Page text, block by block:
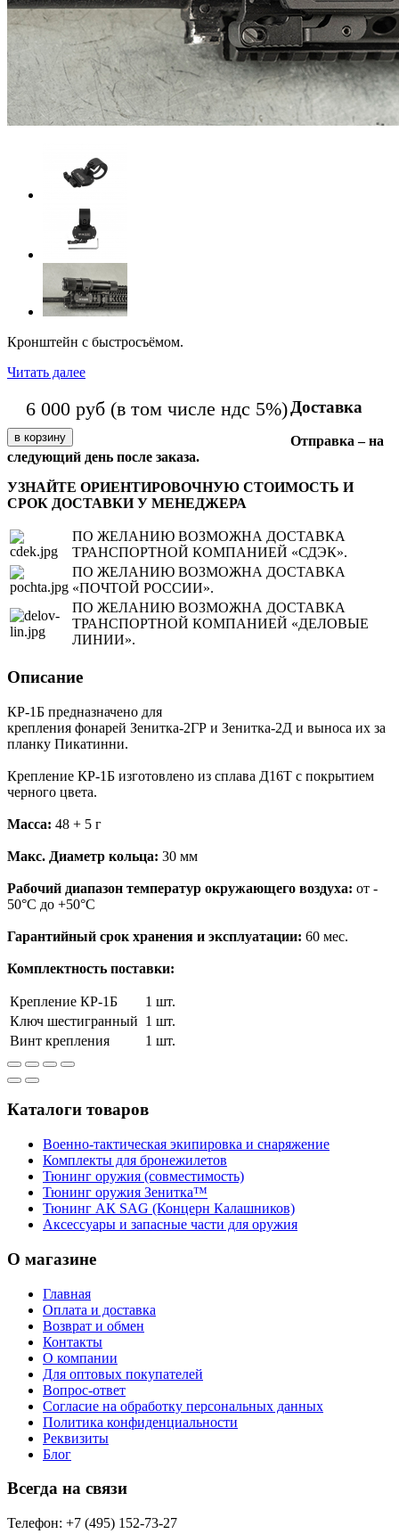
Кронштейн с быстросъёмом.
Читать далее
6 000 руб (в том числе ндс 5%) Доставка
Отправка – на
следующий день после заказа.
УЗНАЙТЕ ОРИЕНТИРОВОЧНУЮ СТОИМОСТЬ И
СРОК ДОСТАВКИ У МЕНЕДЖЕРА
ПО ЖЕЛАНИЮ ВОЗМОЖНА ДОСТАВКА
ТРАНСПОРТНОЙ КОМПАНИЕЙ «СДЭК».
ПО ЖЕЛАНИЮ ВОЗМОЖНА ДОСТАВКА
«ПОЧТОЙ РОССИИ».
ПО ЖЕЛАНИЮ ВОЗМОЖНА ДОСТАВКА
ТРАНСПОРТНОЙ КОМПАНИЕЙ «ДЕЛОВЫЕ
ЛИНИИ».
Описание
КР-1Б предназначено для
крепления фонарей Зенитка-2ГР и Зенитка-2Д и выноса их за
планку Пикатинни.
Крепление КР-1Б изготовлено из сплава Д16Т с покрытием
черного цвета.
Масса: 48 + 5 г
Макс. Диаметр кольца: 30 мм
Рабочий диапазон температур окружающего воздуха: от -
50°С до +50°С
Гарантийный срок хранения и эксплуатации: 60 мес.
Комплектность поставки:
Крепление КР-1Б
1 шт.
Ключ шестигранный 1 шт.
Винт крепления
1 шт.
Каталоги товаров
Военно-тактическая экипировка и снаряжение
Комплекты для бронежилетов
Тюнинг оружия (совместимость)
Тюнинг оружия Зенитка™
Тюнинг АК SAG (Концерн Калашников)
Аксессуары и запасные части для оружия
О магазине
Главная
Оплата и доставка
Возврат и обмен
Контакты
О компании
Для оптовых покупателей
Вопрос-ответ
Согласие на обработку персональных данных
Политика конфиденциальности
Реквизиты
Блог
Всегда на связи
Телефон: +7 (495) 152-73-27